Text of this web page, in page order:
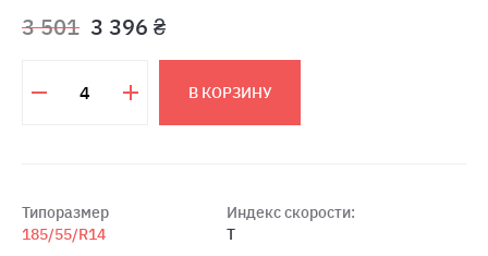
3 501 3 396 ₴
В КОРЗИНУ
Типоразмер
185/55/R14
Индекс скорости:
T